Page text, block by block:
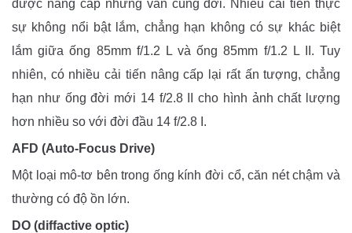
được nâng cấp nhưng vẫn cùng đời. Nhiều cải tiến thực
sự không nổi bật lắm, chẳng hạn không có sự khác biệt
lắm giữa ống 85mm f/1.2 L và ống 85mm f/1.2 L II. Tuy
nhiên, có nhiều cải tiến nâng cấp lại rất ấn tượng, chẳng
hạn như ống đời mới 14 f/2.8 II cho hình ảnh chất lượng
hơn nhiều so với đời đầu 14 f/2.8 I.
AFD (Auto-Focus Drive)
Một loại mô-tơ bên trong ống kính đời cổ, căn nét chậm và
thường có độ ồn lớn.
DO (diffactive optic)